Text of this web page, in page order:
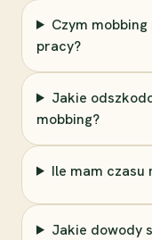
Czym
pracy?
Jakie
mobbing?
Ile mam czasu
Jakie dowody